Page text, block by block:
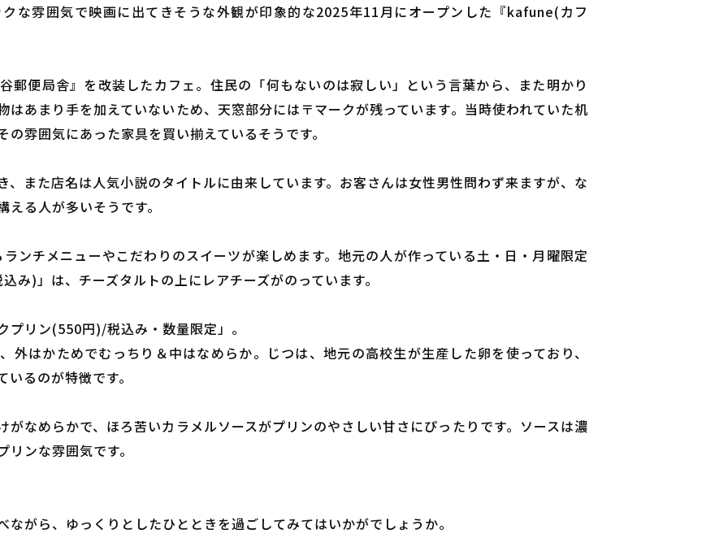
な雰囲気で映画に出てきそうな外観が印象的な2025年11月にオープンした『kafune(カフ
郵便局舎』を改装したカフェ。住民の「何もないのは寂しい」という言葉から、また明かり
はあまり手を加えていないため、天窓部分には〒マークが残っています。当時使われていた机
雰囲気にあった家具を買い揃えているそうです。
、また店名は人気小説のタイトルに由来しています。お客さんは女性男性問わず来ますが、な
る人が多いそうです。
ンチメニューやこだわりのスイーツが楽しめます。地元の人が作っている土・日・月曜限定
み)」は、チーズタルトの上にレアチーズがのっています。
リン(550円)/税込み・数量限定」。
外はかためでむっちり＆中はなめらか。じつは、地元の高校生が生産した卵を使っており、
るのが特徴です。
がなめらかで、ほろ苦いカラメルソースがプリンのやさしい甘さにぴったりです。ソースは濃
ンな雰囲気です。
がら、ゆっくりとしたひとときを過ごしてみてはいかがでしょうか。